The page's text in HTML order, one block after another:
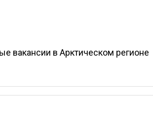
вакансии в Арктическом регионе